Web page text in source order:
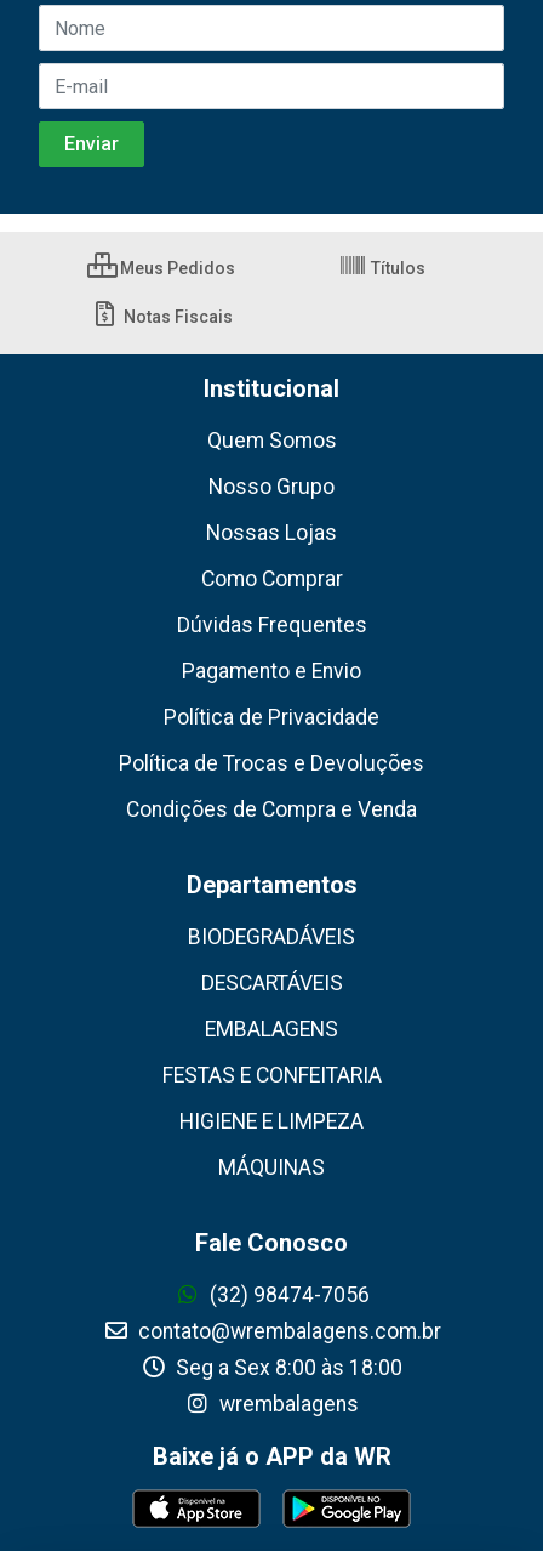
Meus Pedidos Títulos
Notas Fiscais
Institucional
Quem Somos
Nosso Grupo
Nossas Lojas
Como Comprar
Dúvidas Frequentes
Pagamento e Envio
Política de Privacidade
Política de Trocas e Devoluções
Condições de Compra e Venda
Departamentos
BIODEGRADÁVEIS
DESCARTÁVEIS
EMBALAGENS
FESTAS E CONFEITARIA
HIGIENE E LIMPEZA
MÁQUINAS
Fale Conosco
(32) 98474-7056
contato@wrembalagens.com.br
Seg a Sex 8:00 às 18:00
wrembalagens
Baixe já o APP da WR